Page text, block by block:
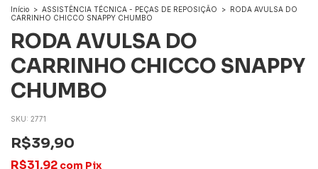
Início > ASSISTÊNCIA TÉCNICA - PEÇAS DE REPOSIÇÃO > RODA AVULSA DO
CARRINHO CHICCO SNAPPY CHUMBO
RODA AVULSA DO
CARRINHO CHICCO SNAPPY
CHUMBO
SKU: 2771
R$39,90
R$31,92 com Pix